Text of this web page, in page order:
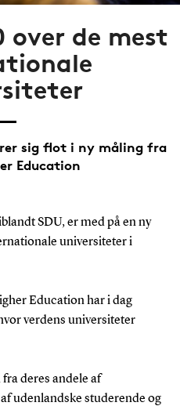
over de mest
sig flot i ny måling fra
Education
SDU, er med på en ny
universiteter i
Education har i dag
verdens universiteter
deres andele af
udenlandske studerende og